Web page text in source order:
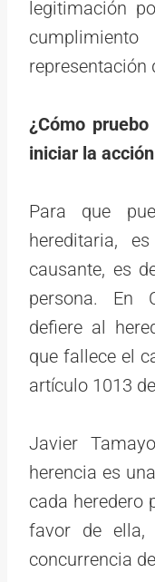
legitimación
representación
¿Cómo
iniciar la
Para que
hereditaria,
causante, es
persona. En
defiere al
que fallece el
artículo 1013
Javier
herencia es
cada heredero
favor de ella,
concurrencia